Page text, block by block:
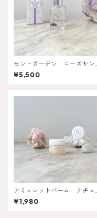
セントガーデン ローズサン
クチュアリ（スキンオイル）
¥5,500
アミュレットバーム ナチュ
ラル 10g
¥1,980